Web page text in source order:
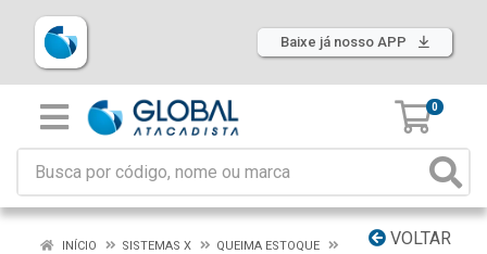
Baixe já nosso APP
0
VOLTAR
INÍCIO SISTEMAS X
QUEIMA ESTOQUE